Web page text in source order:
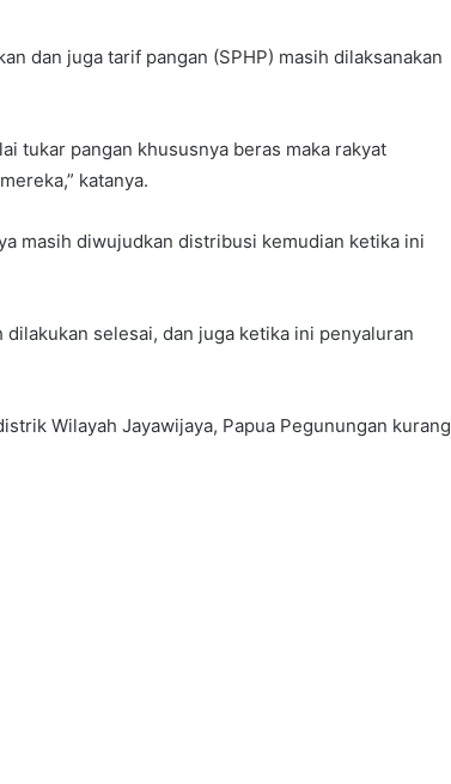
dan juga tarif pangan (SPHP) masih dilaksanakan
tukar pangan khususnya beras maka rakyat
katanya.
masih diwujudkan distribusi kemudian ketika ini
selesai, dan juga ketika ini penyaluran
Wilayah Jayawijaya, Papua Pegunungan kurang